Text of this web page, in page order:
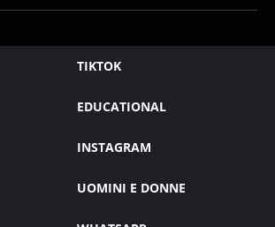
TIKTOK
EDUCATIONAL
INSTAGRAM
UOMINI E DONNE